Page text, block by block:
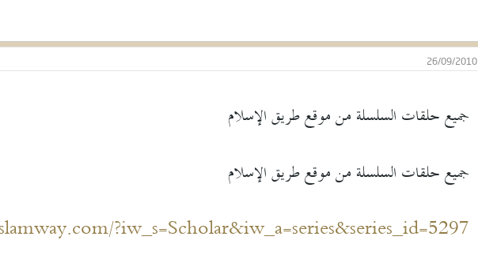
26/09/2010
جميع حلقات السلسلة من موقع طريق الإسلام
جميع حلقات السلسلة من موقع طريق الإسلام
?iw_s=Scholar&iw_a=series&series_id=5297